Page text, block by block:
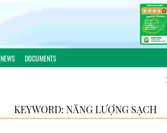
NEWS DOCUMENTS
KEYWORD: NĂNG LƯỢNG SẠCH